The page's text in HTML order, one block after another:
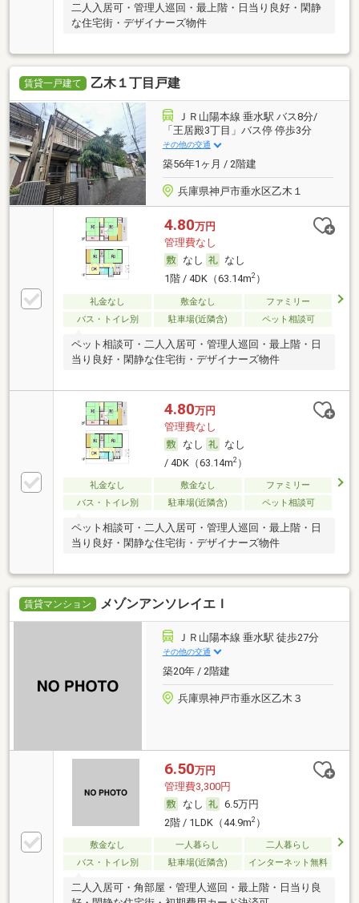
二人入居可・管理人巡回・最上階・日当り良好・閑静
な住宅街・デザイナーズ物件
賃貸一戸建て 乙木１丁目戸建
ＪＲ山陽本線 垂水駅 バス8分/
「王居殿3丁目」バス停 停歩3分
その他の交通
築56年1ヶ月 / 2階建
兵庫県神戸市垂水区乙木１
4.80万円
管理費なし
なし
なし
1階 / 4DK（63.14m2）
礼金なし 敷金なし
ファミリー
バス・トイレ別
駐車場(近隣含) ペット相談可
ペット相談可・二人入居可・管理人巡回・最上階・日
当り良好・閑静な住宅街・デザイナーズ物件
4.80万円
管理費なし
なし
なし
/ 4DK（63.14m2）
礼金なし 敷金なし
ファミリー
バス・トイレ別
駐車場(近隣含) ペット相談可
ペット相談可・二人入居可・管理人巡回・最上階・日
当り良好・閑静な住宅街・デザイナーズ物件
賃貸マンション メゾンアンソレイエＩ
ＪＲ山陽本線 垂水駅 徒歩27分
その他の交通
築20年 / 2階建
兵庫県神戸市垂水区乙木３
6.50万円
管理費3,300円
なし
6.5万円
2階 / 1LDK（44.9m2）
敷金なし 一人暮らし
二人暮らし
バス・トイレ別
駐車場(近隣含) インターネット無料
二人入居可・角部屋・管理人巡回・最上階・日当り良